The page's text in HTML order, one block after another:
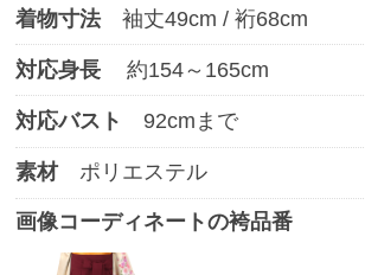
着物寸法 袖丈49cm / 裄68cm
対応身長 約154～ 165cm
対応バスト 92cmまで
素材 ポリエステル
画像コーディネートの袴品番